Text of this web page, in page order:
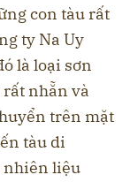
con tàu rất
ty Na Uy
là loại sơn
rất nhẵn và
trên mặt
tàu di
nhiên liệu